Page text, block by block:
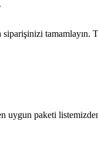
siparişinizi tamamlayın.
uygun paketi